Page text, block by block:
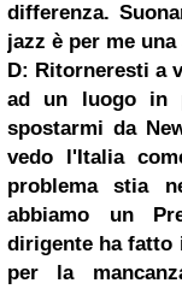
differenza.
jazz è per me
D: Ritorneresti a
ad un luogo in
spostarmi da
vedo l'Italia
problema stia
abbiamo un
dirigente ha fatto
per la